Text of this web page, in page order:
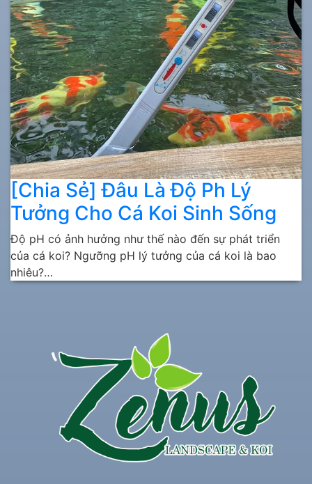
[Chia Sẻ] Đâu Là Độ Ph Lý
Tưởng Cho Cá Koi Sinh Sống
Độ pH có ảnh hưởng như thế nào đến sự phát triển
của cá koi? Ngưỡng pH lý tưởng của cá koi là bao
nhiêu?…